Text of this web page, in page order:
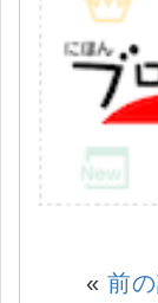
«前